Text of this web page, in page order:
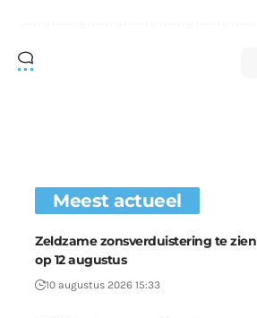
Meest actueel
Zeldzame zonsverduistering te zien
op 12 augustus
10 augustus 2026 15:33